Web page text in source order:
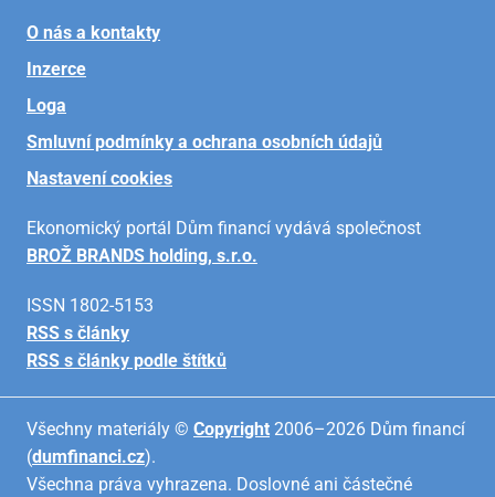
O nás a kontakty
Inzerce
Loga
Smluvní podmínky a ochrana osobních údajů
Nastavení cookies
Ekonomický portál Dům financí vydává společnost
BROŽ BRANDS holding, s.r.o.
ISSN 1802-5153
RSS s články
RSS s články podle štítků
Všechny materiály © Copyright 2006–2026 Dům financí
(dumfinanci.cz).
Všechna práva vyhrazena. Doslovné ani částečné